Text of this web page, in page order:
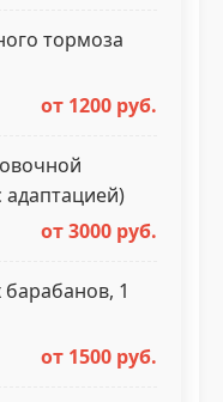
тормоза
от 1200 руб.
от 3000 руб.
1
от 1500 руб.